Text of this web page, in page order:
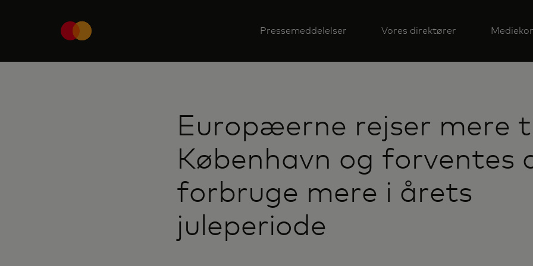
Pressemeddelelser Vores direktører
Europæerne rejser mere
København og forventes
forbruge mere i årets
juleperiode